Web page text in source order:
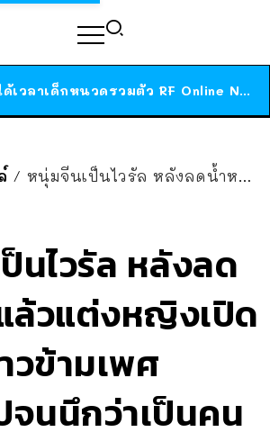
ได้เวลาเด็กหนวดรวมตัว RF Online Next เปิดให้เล่นแล้ว เกม Sci-Fi MMORPG ระดับตำนาน เล่นได้ทั้งมือถือและ PC
/ หนุ่มจีนเป็นไวรัล หลังลดน้ำหนัก แล้วแต่งหญิงเปิดตัวเป็นสาวข้ามเพศ เปลี่ยนไปจนนึกว่าเป็นคนอีกคน!
นไวรัล หลังลด
ล้วแต่งหญิงเปิด
วข้ามเพศ
จนนึกว่าเป็นคน